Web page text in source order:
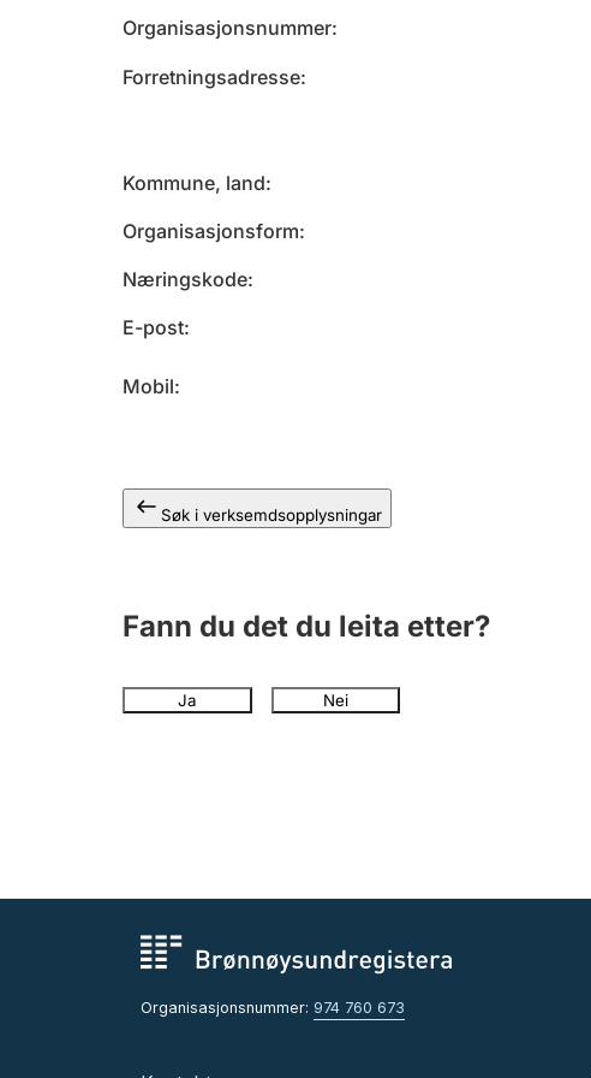
Organisasjonsnummer
Forretningsadresse
Kommune, land
Organisasjonsform
Næringskode
E-post
Mobil
Søk i verksemdsopplysningar
Fann du det du leita etter?
Ja Nei
Organisasjonsnummer: 974 760 673